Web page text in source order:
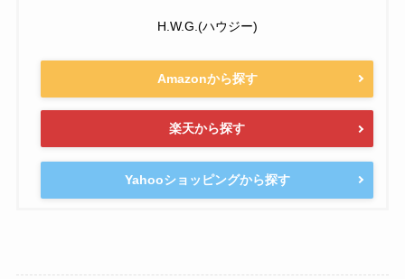
H.W.G.(ハウジー)
Amazonから探す
楽天から探す
Yahooショッピングから探す